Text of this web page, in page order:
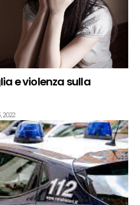
e violenza sulla
2022